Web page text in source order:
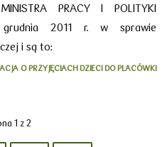
PRACY I POLITYKI
grudnia 2011 r. w sprawie
i są to:
O PRZYJĘCIACH DZIECI DO PLACÓWKI
1 z 2